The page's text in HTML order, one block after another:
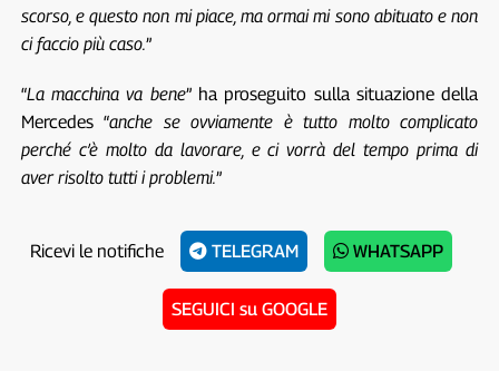
scorso, e questo non mi piace, ma ormai mi sono abituato e non
ci faccio più caso.”
“La macchina va bene” ha proseguito sulla situazione della
Mercedes “anche se ovviamente è tutto molto complicato
perché c’è molto da lavorare, e ci vorrà del tempo prima di
aver risolto tutti i problemi.”
Ricevi le notifiche TELEGRAM WHATSAPP
SEGUICI su GOOGLE